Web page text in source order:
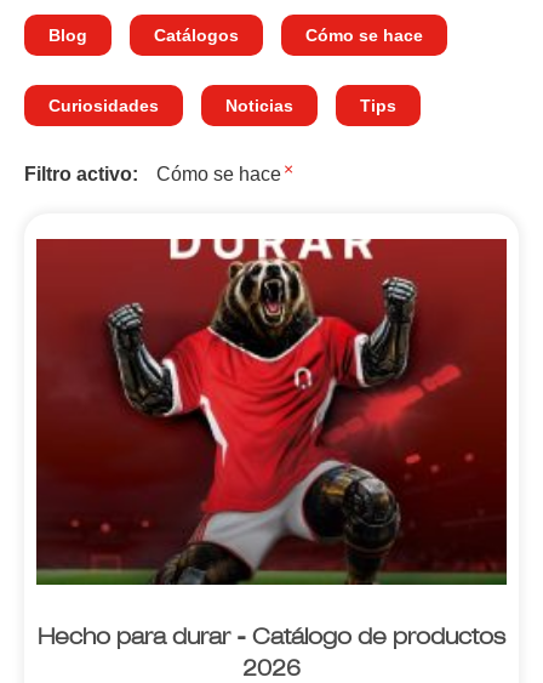
Blog Catálogos Cómo se hace
Curiosidades Noticias Tips
Filtro activo: Cómo se hace×
Hecho para durar - Catálogo de productos
2026